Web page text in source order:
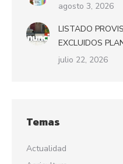
agosto 3, 2026
LISTADO
EXCLUIDOS
julio 22, 2026
Temas
Actualidad